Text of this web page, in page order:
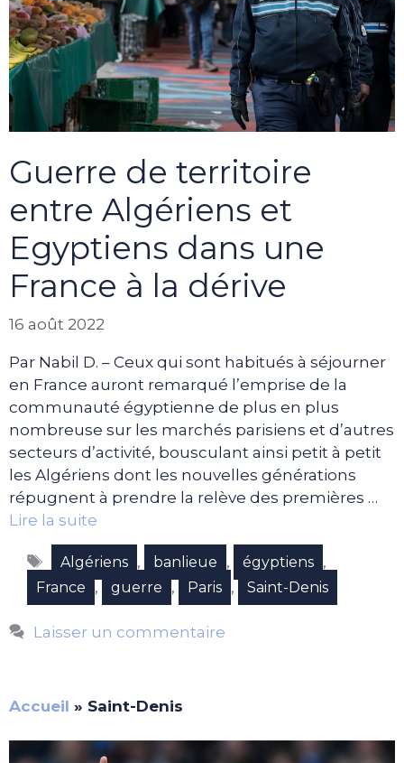
Guerre de territoire
entre Algériens et
Egyptiens dans une
France à la dérive
16 août 2022
Par Nabil D. – Ceux qui sont habitués à séjourner
en France auront remarqué l’emprise de la
communauté égyptienne de plus en plus
nombreuse sur les marchés parisiens et d’autres
secteurs d’activité, bousculant ainsi petit à petit
les Algériens dont les nouvelles générations
répugnent à prendre la relève des premières …
Lire la suite
Étiquettes
Algériens , banlieue , égyptiens ,
France , guerre , Paris , Saint-Denis
Laisser un commentaire
Accueil » Saint-Denis